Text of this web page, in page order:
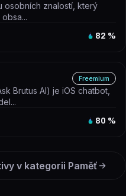
osobních znalostí, který
82 %
Freemium
Brutus AI) je iOS chatbot,
80 %
v kategorii Paměť